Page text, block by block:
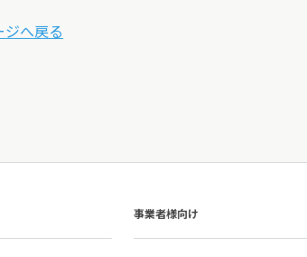
ジへ戻る
事業者様向け